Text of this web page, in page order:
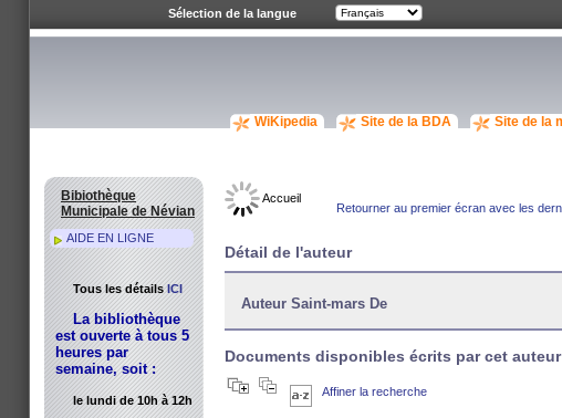
Accueil
WiKipedia Site de la BDA Site de la
Retourner au premier écran avec les
Détail de l'auteur
Auteur Saint-mars De
Documents disponibles écrits par cet auteur
Affiner la recherche
Bibiothèque
Municipale de Névian
AIDE EN LIGNE
Tous les détailsICI
La bibliothèque
est ouverte à tous 5
heures par
semaine, soit :
le lundi de 10h à 12h
Sélection de la langue